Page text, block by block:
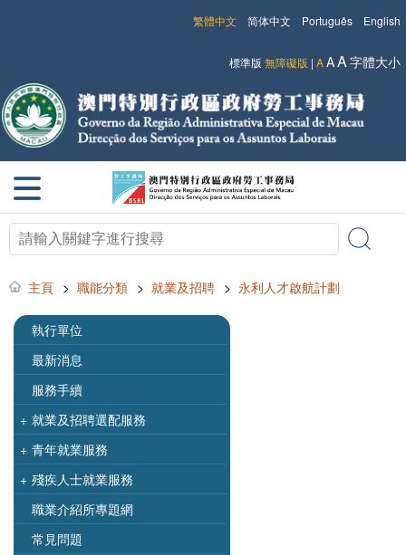
English
Português
简体中文
繁體中文
標準版 無障礙版 | AAA字體大小
主頁 > 職能分類 > 就業及招聘 > 永利人才啟航計劃
執行單位
最新消息
服務手續
+ 就業及招聘選配服務
+ 青年就業服務
+ 殘疾人士就業服務
職業介紹所專題網
常見問題